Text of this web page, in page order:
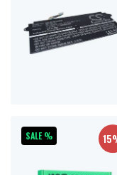
SALE %